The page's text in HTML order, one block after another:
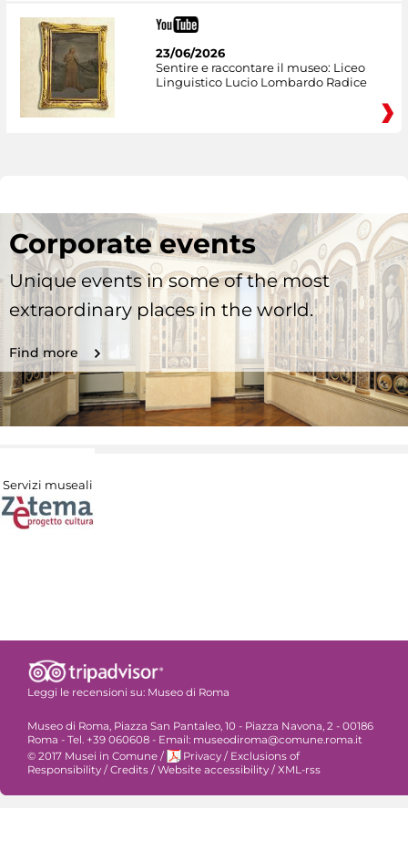
23/06/2026
Sentire e raccontare il museo: Liceo
Linguistico Lucio Lombardo Radice
Corporate events
Unique events in some of the most
extraordinary places in the world.
Find more
Servizi museali
Leggi le recensioni su: Museo di Roma
Museo di Roma, Piazza San Pantaleo, 10 - Piazza Navona, 2 - 00186
Roma - Tel. +39 060608 - Email: museodiroma@comune.roma.it
© 2017 Musei in Comune / Privacy / Exclusions of
Responsibility / Credits / Website accessibility / XML-rss